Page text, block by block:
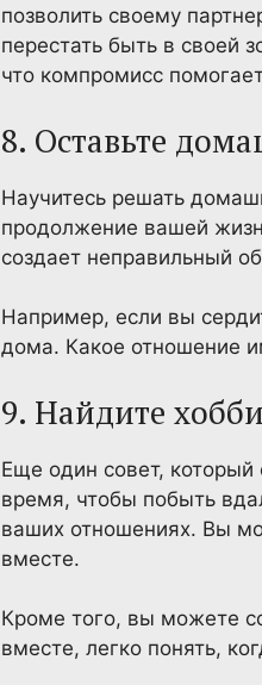
позволить своему
перестать быть в своей
что компромисс
8. Оставьте
Научитесь решать
продолжение вашей
создает неправильный
Например, если вы
дома. Какое отношение
9. Найдите
Еще один совет, который
время, чтобы побыть
ваших отношениях. Вы
вместе.
Кроме того, вы можете
вместе, легко понять,